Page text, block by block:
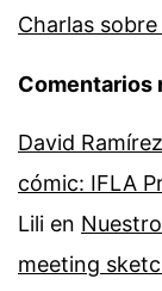
Charlas
Comentarios
David
cómic: IFLA
Lili en
meeting